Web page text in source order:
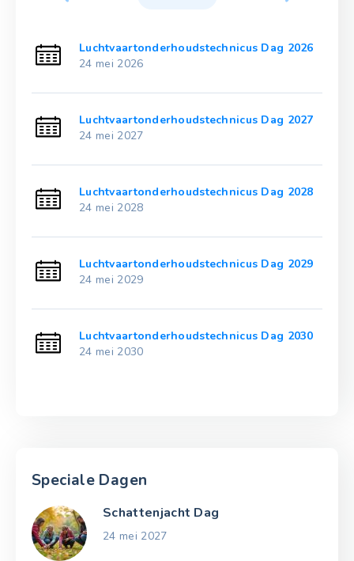
Luchtvaartonderhoudstechnicus Dag 2026
24 mei 2026
Luchtvaartonderhoudstechnicus Dag 2027
24 mei 2027
Luchtvaartonderhoudstechnicus Dag 2028
24 mei 2028
Luchtvaartonderhoudstechnicus Dag 2029
24 mei 2029
Luchtvaartonderhoudstechnicus Dag 2030
24 mei 2030
Speciale Dagen
Schattenjacht Dag
24 mei 2027